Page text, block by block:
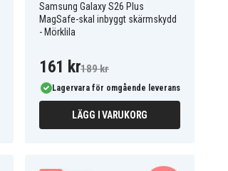
Samsung Galaxy S26 Plus
MagSafe-skal inbyggt skärmskydd
- Mörklila
161 kr189 kr
Lagervara för omgående leverans
LÄGG I VARUKORG